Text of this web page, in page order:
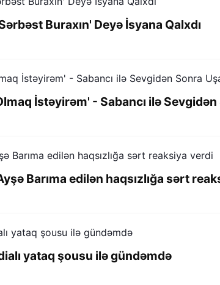
Buraxın' Deyə İsyana Qalxdı
İstəyirəm' - Sabancı ilə
Barıma edilən haqsızlığa sərt
yataq şousu ilə gündəmdə